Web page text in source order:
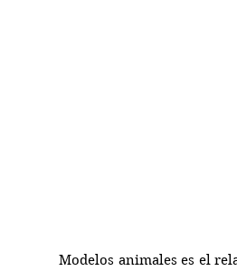
Modelos animales es el